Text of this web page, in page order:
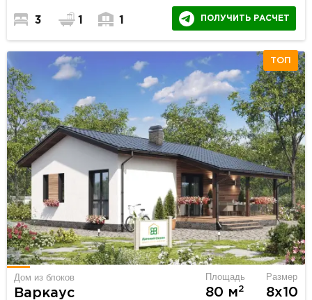
3 1 1 ПОЛУЧИТЬ РАСЧЕТ
ТОП
Дом из блоков
Варкаус
Площадь
80 м2
Размер
8х10